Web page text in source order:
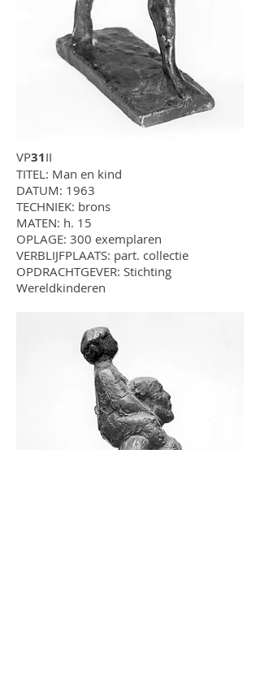
VP31II
TITEL: Man en kind
DATUM: 1963
TECHNIEK: brons
MATEN: h. 15
OPLAGE: 300 exemplaren
VERBLIJFPLAATS: part. collectie
OPDRACHTGEVER: Stichting
Wereldkinderen